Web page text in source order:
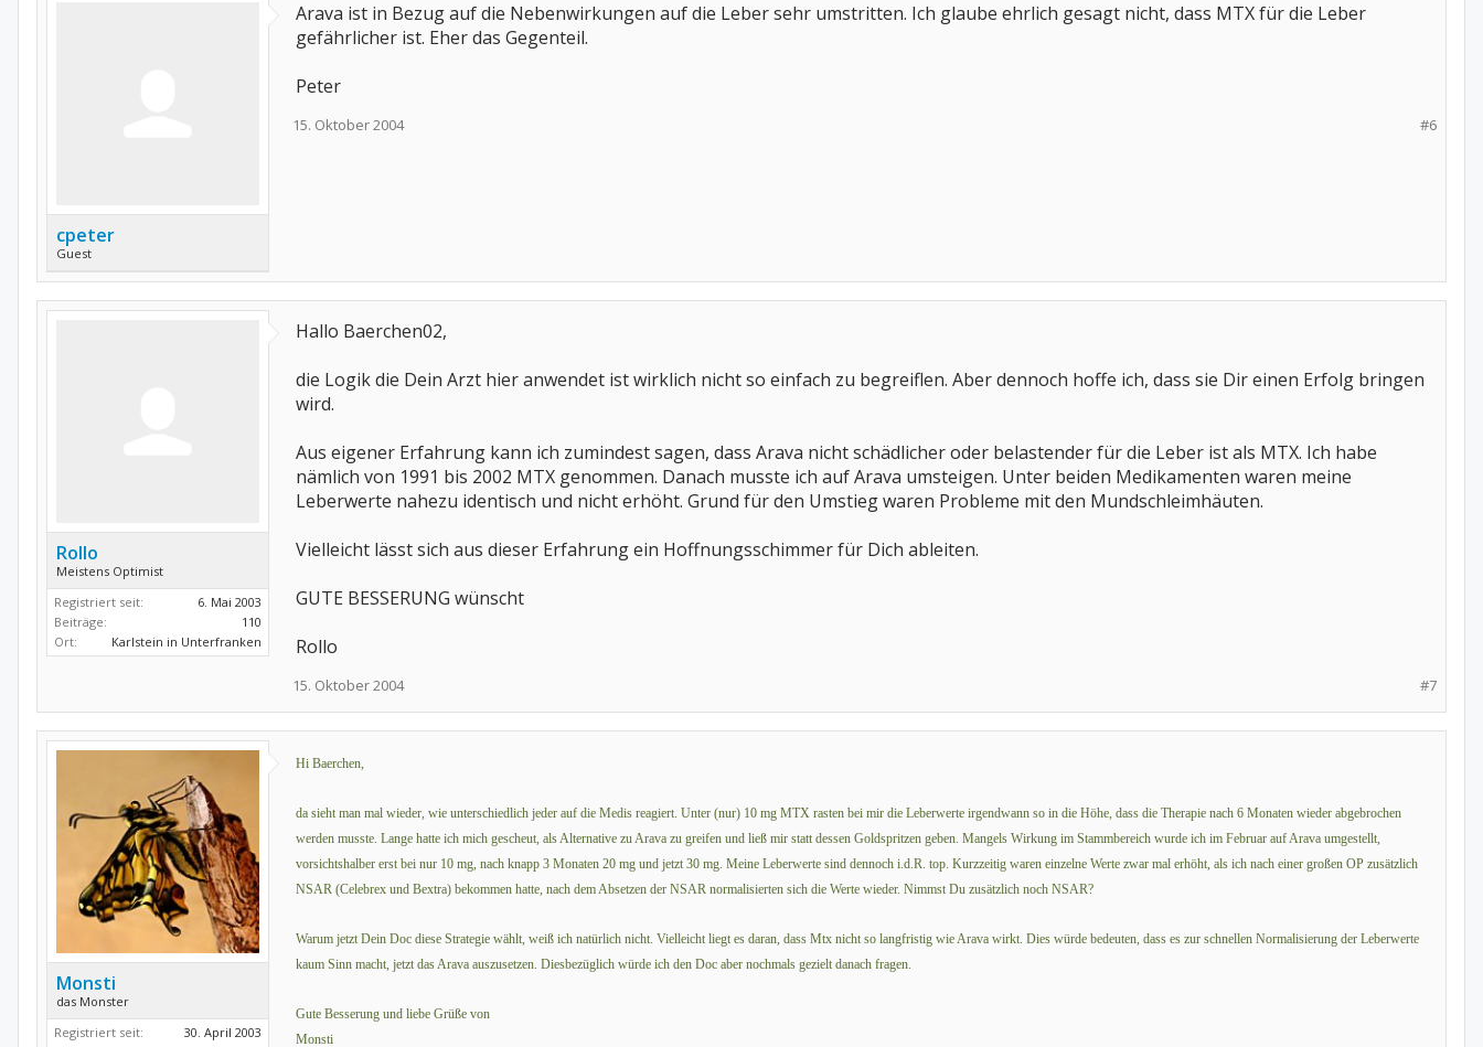
cpeter
Guest
Arava ist in Bezug auf die Nebenwirkungen auf die Leber sehr umstritten. Ich glaube ehrlich gesagt nicht, dass MTX für die Leber
gefährlicher ist. Eher das Gegenteil.
Peter
#6
15. Oktober 2004
Rollo
Meistens Optimist
Registriert seit:
6. Mai 2003
Beiträge:
110
Ort:
Karlstein in Unterfranken
Hallo Baerchen02,
die Logik die Dein Arzt hier anwendet ist wirklich nicht so einfach zu begreiflen. Aber dennoch hoffe ich, dass sie Dir einen Erfolg bringen
wird.
Aus eigener Erfahrung kann ich zumindest sagen, dass Arava nicht schädlicher oder belastender für die Leber ist als MTX. Ich habe
nämlich von 1991 bis 2002 MTX genommen. Danach musste ich auf Arava umsteigen. Unter beiden Medikamenten waren meine
Leberwerte nahezu identisch und nicht erhöht. Grund für den Umstieg waren Probleme mit den Mundschleimhäuten.
Vielleicht lässt sich aus dieser Erfahrung ein Hoffnungsschimmer für Dich ableiten.
GUTE BESSERUNG wünscht
Rollo
#7
15. Oktober 2004
Monsti
das Monster
Registriert seit:
30. April 2003
Hi Baerchen,
da sieht man mal wieder, wie unterschiedlich jeder auf die Medis reagiert. Unter (nur) 10 mg MTX rasten bei mir die Leberwerte irgendwann so in die Höhe, dass die Therapie nach 6 Monaten wieder abgebrochen
werden musste. Lange hatte ich mich gescheut, als Alternative zu Arava zu greifen und ließ mir statt dessen Goldspritzen geben. Mangels Wirkung im Stammbereich wurde ich im Februar auf Arava umgestellt,
vorsichtshalber erst bei nur 10 mg, nach knapp 3 Monaten 20 mg und jetzt 30 mg. Meine Leberwerte sind dennoch i.d.R. top. Kurzzeitig waren einzelne Werte zwar mal erhöht, als ich nach einer großen OP zusätzlich
NSAR (Celebrex und Bextra) bekommen hatte, nach dem Absetzen der NSAR normalisierten sich die Werte wieder. Nimmst Du zusätzlich noch NSAR?
Warum jetzt Dein Doc diese Strategie wählt, weiß ich natürlich nicht. Vielleicht liegt es daran, dass Mtx nicht so langfristig wie Arava wirkt. Dies würde bedeuten, dass es zur schnellen Normalisierung der Leberwerte
kaum Sinn macht, jetzt das Arava auszusetzen. Diesbezüglich würde ich den Doc aber nochmals gezielt danach fragen.
Gute Besserung und liebe Grüße von
Monsti